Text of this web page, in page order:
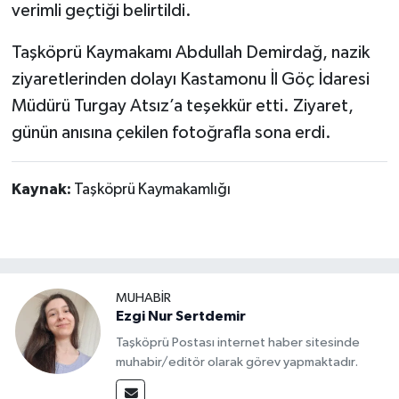
verimli geçtiği belirtildi.
Taşköprü Kaymakamı Abdullah Demirdağ, nazik
ziyaretlerinden dolayı Kastamonu İl Göç İdaresi
Müdürü Turgay Atsız’a teşekkür etti. Ziyaret,
günün anısına çekilen fotoğrafla sona erdi.
Kaynak: Taşköprü Kaymakamlığı
MUHABİR
Ezgi Nur Sertdemir
Taşköprü Postası internet haber sitesinde
muhabir/editör olarak görev yapmaktadır.
Haber Arşivi